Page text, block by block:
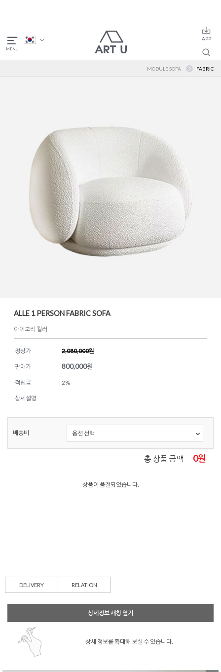
MODULE SOFA FABRIC
ALLE 1 PERSON FABRIC SOFA
아이보리 컬러
정상가 2,080,000원
판매가 800,000원
적립금 2%
상세설명
배송비
총 상품 금액 0원
상품이 품절되었습니다.
DELIVERY RELATION
상세정보 새창 열기
상세 정보를 확대해 보실 수 있습니다.